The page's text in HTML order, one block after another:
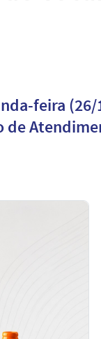
feira
de